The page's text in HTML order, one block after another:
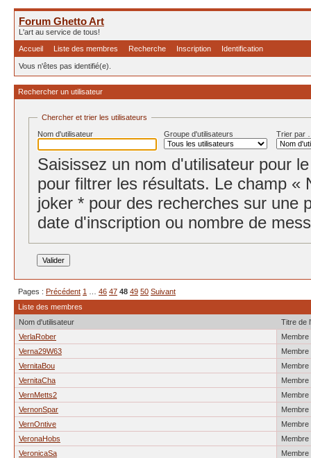
Forum Ghetto Art
L'art au service de tous!
Accueil
Liste des membres Recherche Inscription Identification
Vous n'êtes pas identifié(e).
Rechercher un utilisateur
Chercher et trier les utilisateurs
Nom d'utilisateur
Groupe d'utilisateurs Trier par
Saisissez un nom d'utilisateur pour
pour filtrer les résultats. Le champ «
joker * pour des recherches sur une
date d'inscription ou nombre de
Pages : Précédent 1 46 47 48 49 50 Suivant
Liste des membres
Nom d'utilisateur
Titre de
VerlaRober
Membre
Verna29W63
Membre
VernitaBou
Membre
VernitaCha
Membre
VernMetts2
Membre
VernonSpar
Membre
VernOntive
Membre
VeronaHobs
Membre
VeronicaSa
Membre